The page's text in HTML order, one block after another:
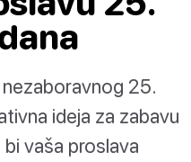
25.
ideja za zabavu
vaša proslava